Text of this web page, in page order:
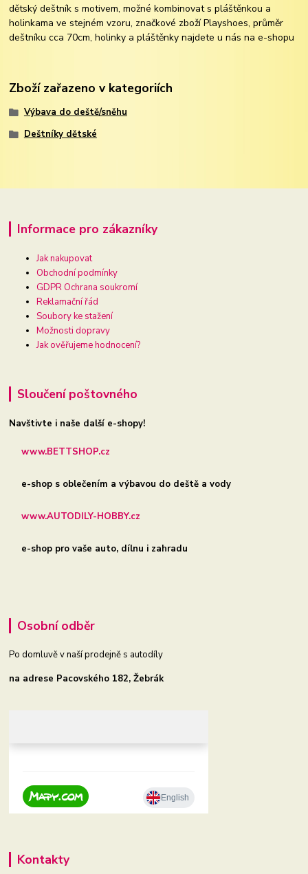
dětský deštník s motivem, možné kombinovat s pláštěnkou a
holinkama ve stejném vzoru, značkové zboží Playshoes, průměr
deštníku cca 70cm, holinky a pláštěnky najdete u nás na e-shopu
Zboží zařazeno v kategoriích
Výbava do deště/sněhu
Deštníky dětské
Informace pro zákazníky
Jak nakupovat
Obchodní podmínky
GDPR Ochrana soukromí
Reklamační řád
Soubory ke stažení
Možnosti dopravy
Jak ověřujeme hodnocení?
Sloučení poštovného
Navštivte i naše další e-shopy!
www.BETTSHOP.cz
e-shop s oblečením a výbavou do deště a vody
www.AUTODILY-HOBBY.cz
e-shop pro vaše auto, dílnu i zahradu
Osobní odběr
Po domluvě v naší prodejně s autodíly
na adrese Pacovského 182, Žebrák
Kontakty